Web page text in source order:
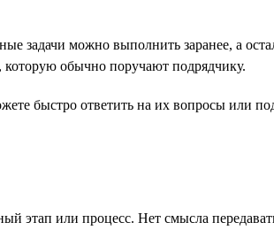
задачи можно выполнить заранее, а
которую обычно поручают подрядчику.
быстро ответить на их вопросы или
этап или процесс. Нет смысла